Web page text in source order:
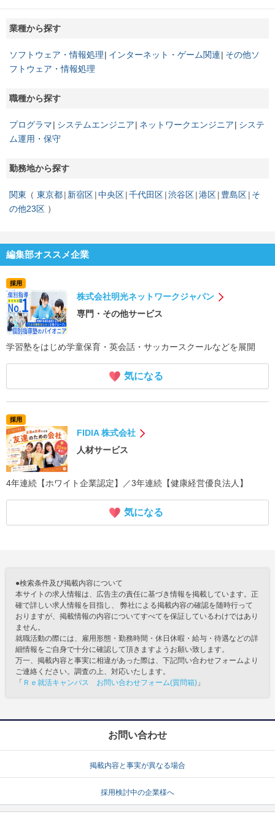
業種から探す
ソフトウェア・情報処理 インターネット・ゲーム関連
その他ソ
フトウェア・情報処理
職種から探す
プログラマ システムエンジニア ネットワークエンジニア
システ
ム運用・保守
勤務地から探す
関東 東京都 新宿区 中央区 千代田区 渋谷区 港区 豊島区 そ
の他23区
編集部オススメ企業
採用
株式会社明光ネットワークジャパン
専門・その他サービス
学習塾をはじめ学童保育・英会話・サッカースクールなどを展開
気になる
採用
FIDIA 株式会社
人材サービス
4年連続【ホワイト企業認定】／3年連続【健康経営優良法人】
気になる
●検索条件及び掲載内容について
本サイトの求人情報は、広告主の責任に基づき情報を掲載しています。正
確で詳しい求人情報を目指し、 弊社による掲載内容の確認を随時行って
おりますが、掲載情報の内容についてすべてを保証しているわけではあり
ません。
就職活動の際には、雇用形態・勤務時間・休日休暇・給与・待遇などの詳
細情報をご自身で十分に確認して頂きますようお願い致します。
万一、掲載内容と事実に相違があった際は、下記問い合わせフォームより
ご連絡ください。調査の上、対応いたします。
「 Ｒｅ就活キャンパス お問い合わせフォーム(質問箱) 」
お問い合わせ
掲載内容と事実が異なる場合
採用検討中の企業様へ